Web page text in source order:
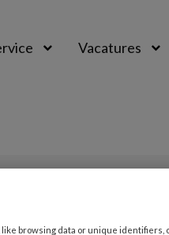
Vacatures
browsing data or unique identifiers,